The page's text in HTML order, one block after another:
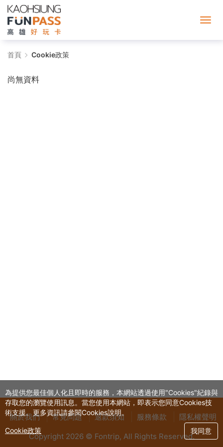
Cookie
政
首頁 Cookie政策
尚無資料
關於我們 常見問題 退款須知 服務條款 隱私權聲明
Copyright 2026 © Fontrip, All Rights Reserved.
為提供您最佳個人化且即時的服務，本網站透過使用"Cookies"紀錄與
存取您的瀏覽使用訊息。當您使用本網站，即表示您同意Cookies技
術支援。更多資訊請參閱Cookies說明。
我同意
Cookie政策